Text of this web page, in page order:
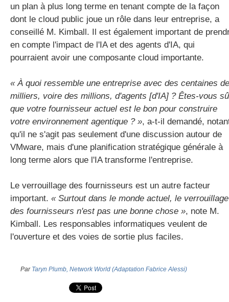
un plan à plus long terme en tenant compte de la façon
dont le cloud public joue un rôle dans leur entreprise, a
conseillé M. Kimball. Il est également important de
en compte l'impact de l'IA et des agents d'IA, qui
pourraient avoir une composante cloud importante.
« À quoi ressemble une entreprise avec des centaines de
milliers, voire des millions, d'agents [d'IA] ? Êtes-vous
que votre fournisseur actuel est le bon pour construire
votre environnement agentique ? », a-t-il demandé,
qu'il ne s'agit pas seulement d'une discussion autour de
VMware, mais d'une planification stratégique générale à
long terme alors que l'IA transforme l'entreprise.
Le verrouillage des fournisseurs est un autre facteur
important. « Surtout dans le monde actuel, le verrouillage
des fournisseurs n'est pas une bonne chose », note M.
Kimball. Les responsables informatiques veulent de
l'ouverture et des voies de sortie plus faciles.
Par Taryn Plumb, Network World (Adaptation Fabrice Alessi)